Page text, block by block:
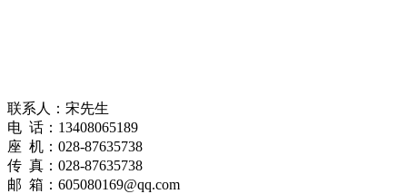
联系人：宋先生
电 话：13408065189
座 机：028-87635738
传 真：028-87635738
邮 箱：605080169@qq.com